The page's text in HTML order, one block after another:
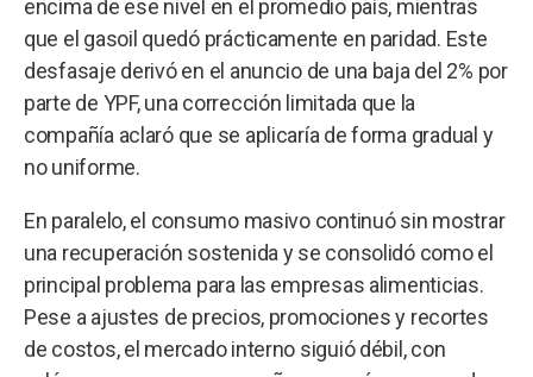
encima de ese nivel en el promedio país, mientras
que el gasoil quedó prácticamente en paridad. Este
desfasaje derivó en el anuncio de una baja del 2% por
parte de YPF, una corrección limitada que la
compañía aclaró que se aplicaría de forma gradual y
no uniforme.
En paralelo, el consumo masivo continuó sin mostrar
una recuperación sostenida y se consolidó como el
principal problema para las empresas alimenticias.
Pese a ajustes de precios, promociones y recortes
de costos, el mercado interno siguió débil, con